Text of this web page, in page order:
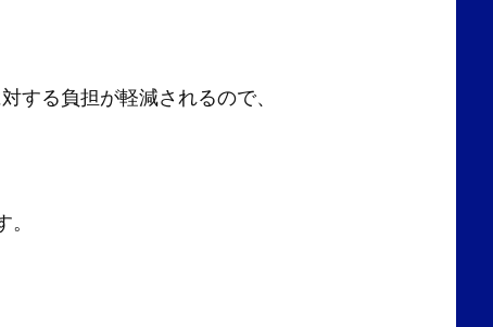
する負担が軽減されるので、